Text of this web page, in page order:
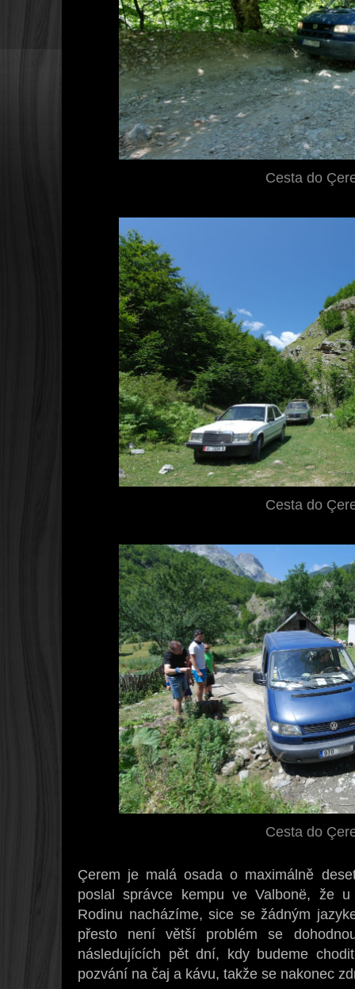
Cesta do
Cesta do
Cesta do
Çerem je malá osada o maximálně
poslal správce kempu ve Valbonë, že
Rodinu nacházíme, sice se žádným
přesto není větší problém se
následujících pět dní, kdy budeme
pozvání na čaj a kávu, takže se nakonec